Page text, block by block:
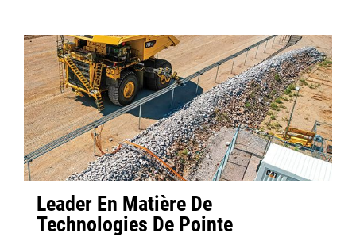
Leader En Matière De
Technologies De Pointe